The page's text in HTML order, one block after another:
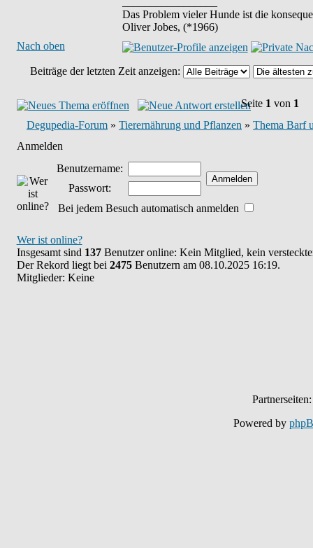
Das Problem vieler Hunde ist die
Oliver Jobes, (*1966)
Nach oben
Beiträge der letzten Zeit anzeigen:
Seite 1 von 1
Degupedia-Forum » Tierernährung und Pflanzen » Thema Barf
Anmelden
Benutzername:
Passwort:
Bei jedem Besuch automatisch anmelden
Wer ist online?
Insgesamt sind 137Benutzer online: Kein Mitglied, kein
Der Rekord liegt bei 2475Benutzern am 08.10.2025 16:19.
Mitglieder: Keine
Powered by